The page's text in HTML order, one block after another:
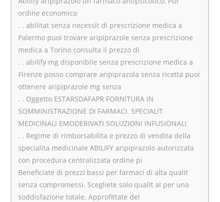
ordine economico
. . abilitat senza necessit di prescrizione medica a
Palermo puoi trovare aripiprazole senza prescrizione
medica a Torino consulta il prezzo di
. . abilify mg disponibile senza prescrizione medica a
Firenze posso comprare aripiprazola senza ricetta puoi
ottenere aripiprazole mg senza
. . Oggetto ESTARSDAFAPR FORNITURA IN
SOMMINISTRAZIONE DI FARMACI. SPECIALIT
MEDICINALI EMODERIVATI SOLUZIONI INFUSIONALI
. . Regime di rimborsabilita e prezzo di vendita della
specialita medicinale ABILIFY aripiprazolo autorizzata
con procedura centralizzata ordine pi
Beneficiate di prezzi bassi per farmaci di alta qualit
senza compromessi. Scegliete solo qualit al per una
soddisfazione totale. Approfittate del